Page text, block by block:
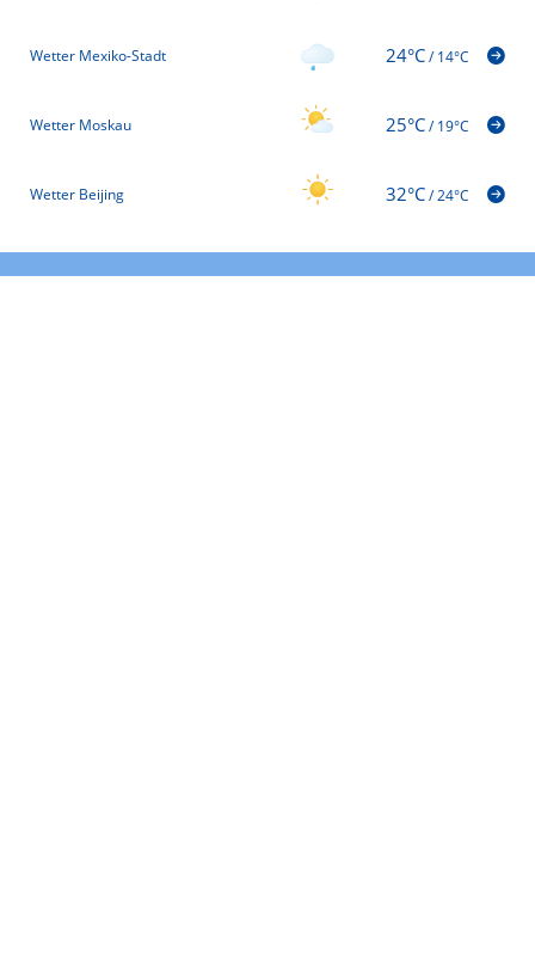
Wetter Mexiko-Stadt 24°C/14°C
Wetter Moskau 25°C/19°C
Wetter Beijing 32°C/24°C